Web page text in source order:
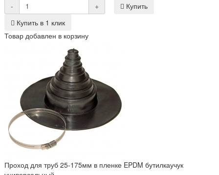
-
+
Купить
Купить в 1 клик
Товар добавлен в корзину
Проход для труб 25-175мм в пленке EPDM бутилкаучук